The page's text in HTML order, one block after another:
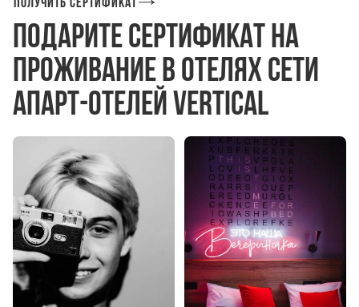
Получить сертификат
Подарите сертификат на
проживание в отелях сети
апарт-отелей Vertical